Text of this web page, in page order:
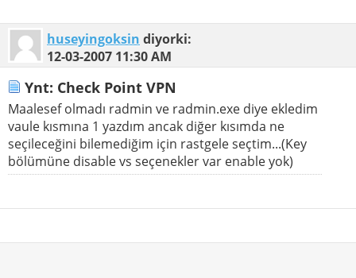
huseyingoksin diyorki:
12-03-2007 11:30 AM
Ynt: Check Point VPN
Maalesef olmadı radmin ve radmin.exe diye ekledim
vaule kısmına 1 yazdım ancak diğer kısımda ne
seçileceğini bilemediğim için rastgele seçtim...(Key
bölümüne disable vs seçenekler var enable yok)